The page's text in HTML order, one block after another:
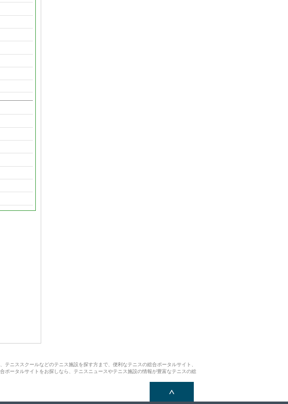
ニススクールなどのテニス施設を探す方まで、便利なテニスの総合ポータルサイト、
ータルサイトをお探しなら、テニスニュースやテニス施設の情報が豊富なテニスの総